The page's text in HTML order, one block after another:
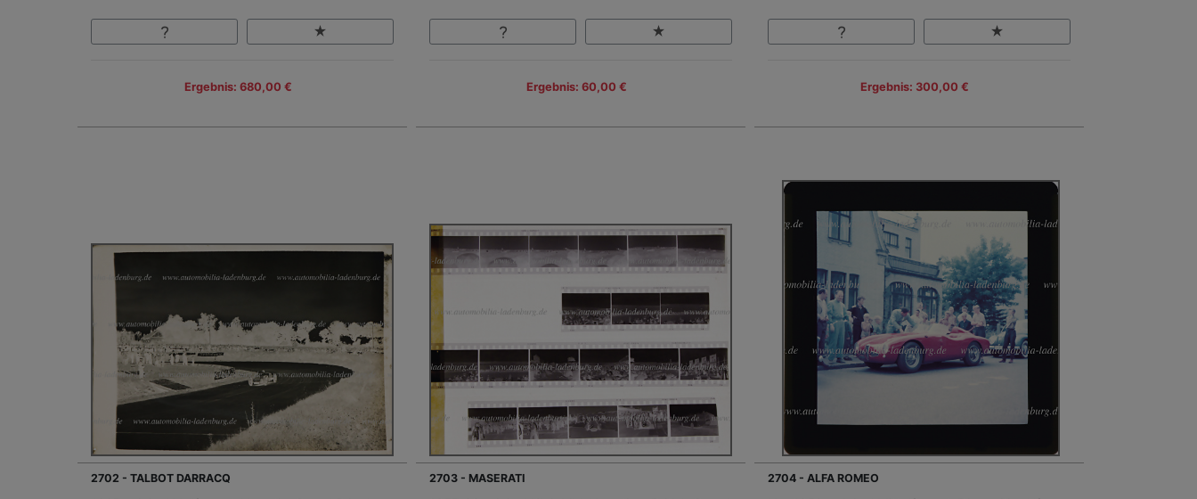
Ergebnis: 680,00 € Ergebnis: 60,00 € Ergebnis: 300,00 €
2702 - TALBOT DARRACQ 2703 - MASERATI 2704 - ALFA ROMEO